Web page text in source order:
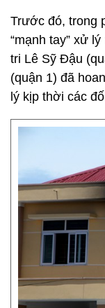
Trước đó, trong
“mạnh tay” xử
tri Lê Sỹ Đậu
(quận 1) đã
lý kịp thời các